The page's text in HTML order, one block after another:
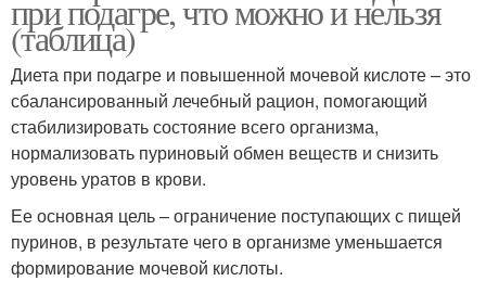
при подагре, что можно и нельзя
(таблица)
Диета при подагре и повышенной мочевой кислоте – это
сбалансированный лечебный рацион, помогающий
стабилизировать состояние всего организма,
нормализовать пуриновый обмен веществ и снизить
уровень уратов в крови.
Ее основная цель – ограничение поступающих с пищей
пуринов, в результате чего в организме уменьшается
формирование мочевой кислоты.